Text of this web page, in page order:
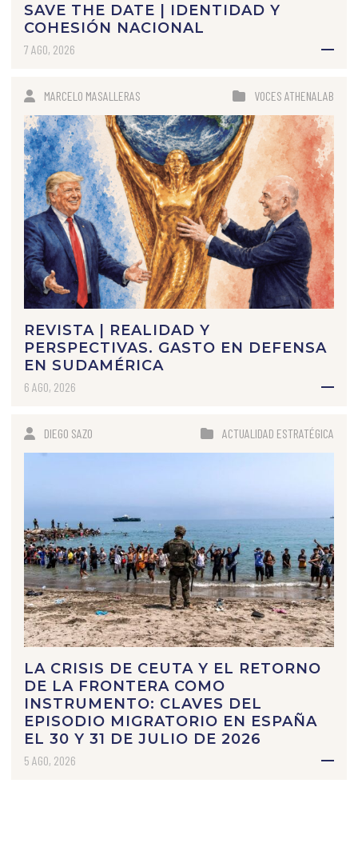
SAVE THE DATE | IDENTIDAD Y
COHESIÓN NACIONAL
7 AGO, 2026
MARCELO MASALLERAS VOCES ATHENALAB
REVISTA | REALIDAD Y
PERSPECTIVAS. GASTO EN DEFENSA
EN SUDAMÉRICA
6 AGO, 2026
DIEGO SAZO ACTUALIDAD ESTRATÉGICA
LA CRISIS DE CEUTA Y EL RETORNO
DE LA FRONTERA COMO
INSTRUMENTO: CLAVES DEL
EPISODIO MIGRATORIO EN ESPAÑA
EL 30 Y 31 DE JULIO DE 2026
5 AGO, 2026